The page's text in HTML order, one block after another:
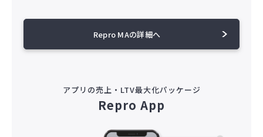
Repro MAの詳細へ
アプリの売上・LTV最大化パッケージ
Repro App